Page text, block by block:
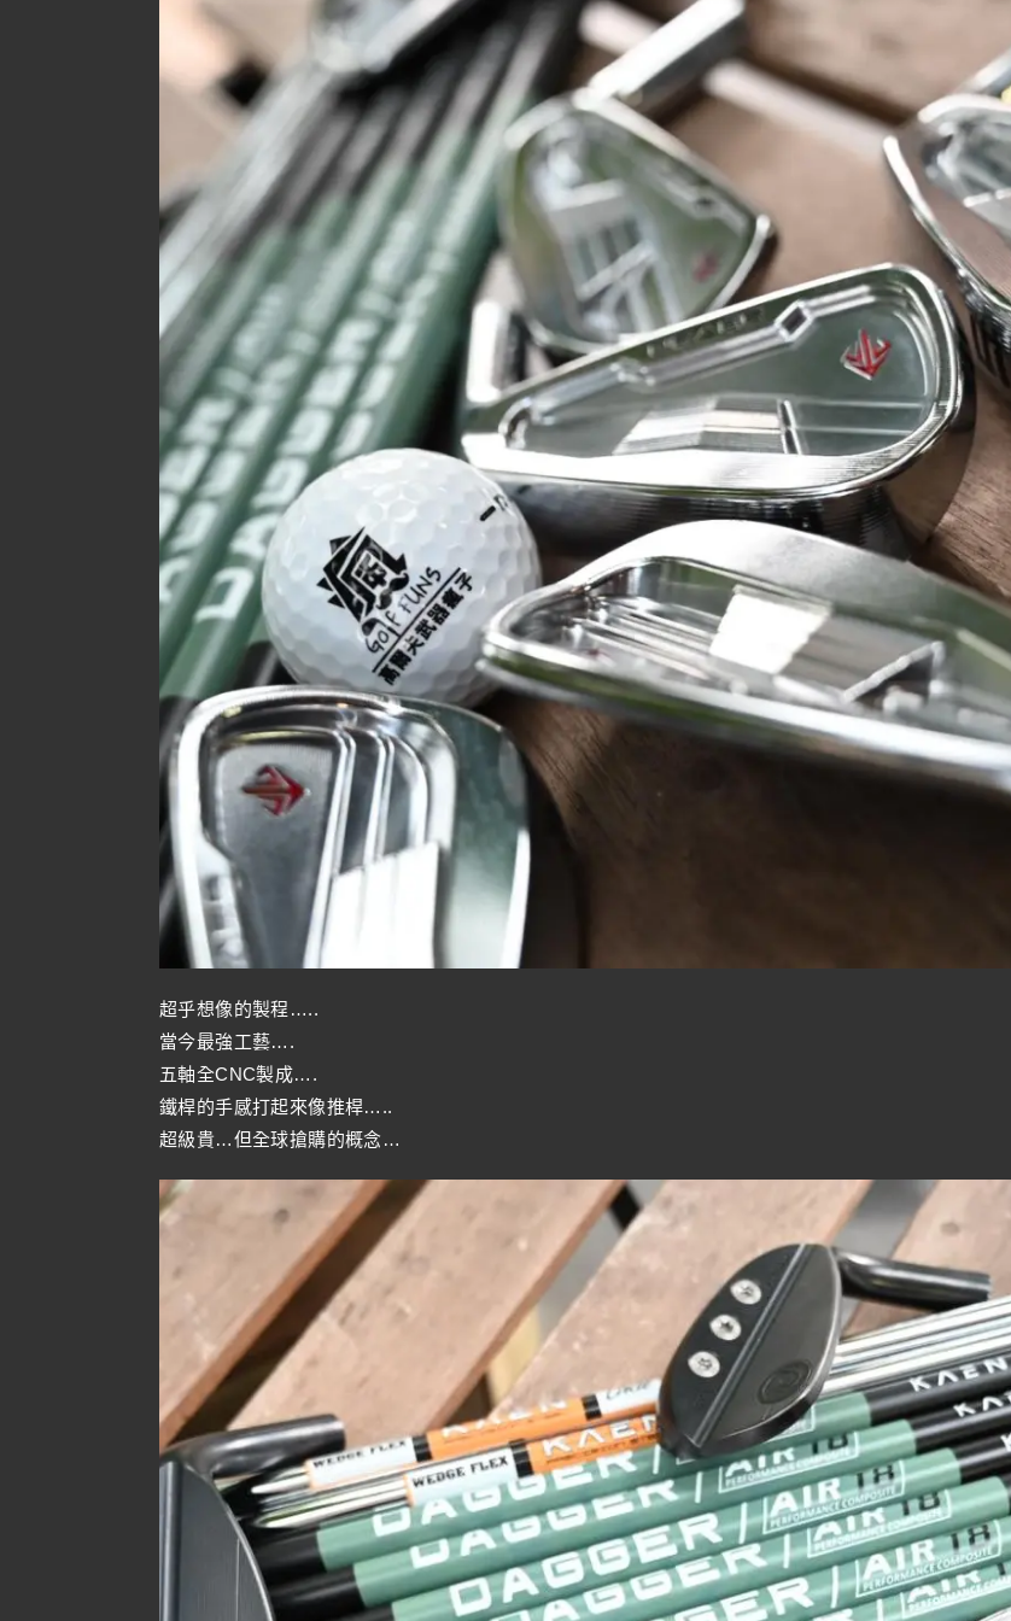
超乎想像的製程…..
當今最強工藝….
五軸全CNC製成….
鐵桿的手感打起來像推桿…..
超級貴…但全球搶購的概念…